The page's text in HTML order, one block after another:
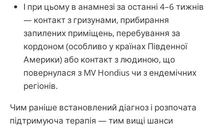
І при цьому в анамнезі за останні 4–6 тижнів
— контакт з гризунами, прибирання
запилених приміщень, перебування за
кордоном (особливо у країнах Південної
Америки) або контакт з людиною, що
повернулася з MV Hondius чи з ендемічних
регіонів.
Чим раніше встановлений діагноз і розпочата
підтримуюча терапія — тим вищі шанси